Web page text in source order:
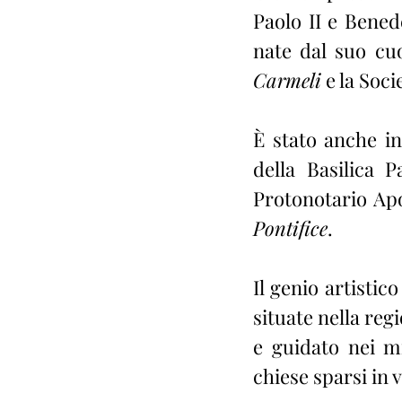
Paolo II e
nate dal suo
Carmeli e la
È stato anche
della Basilica
Protonotario
Pontifice.
Il genio artistico
situate nella
e guidato nei
chiese sparsi in